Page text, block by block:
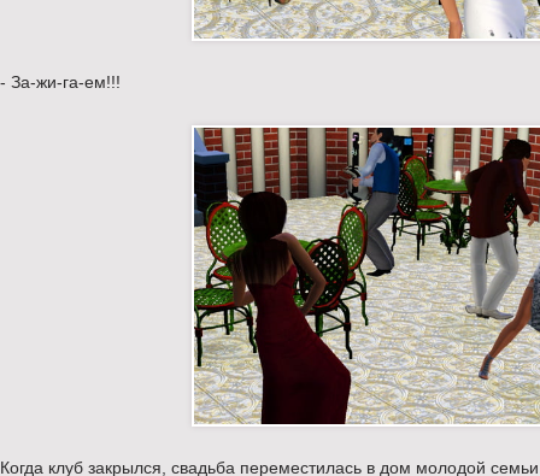
- За-жи-га-ем!!!
Когда клуб закрылся, свадьба переместилась в дом молодой